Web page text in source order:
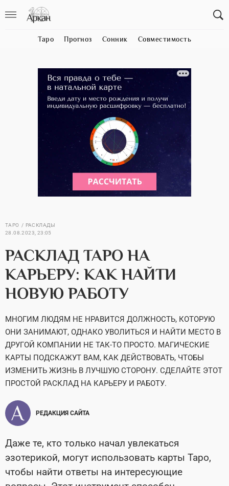
Таро Прогноз Сонник Совместимость
ТАРО
РАСКЛАДЫ
28.08.2023, 23:05
РАСКЛАД ТАРО НА
КАРЬЕРУ: КАК НАЙТИ
НОВУЮ РАБОТУ
МНОГИМ ЛЮДЯМ НЕ НРАВИТСЯ ДОЛЖНОСТЬ, КОТОРУЮ
ОНИ ЗАНИМАЮТ, ОДНАКО УВОЛИТЬСЯ И НАЙТИ МЕСТО В
ДРУГОЙ КОМПАНИИ НЕ ТАК-ТО ПРОСТО. МАГИЧЕСКИЕ
КАРТЫ ПОДСКАЖУТ ВАМ, КАК ДЕЙСТВОВАТЬ, ЧТОБЫ
ИЗМЕНИТЬ ЖИЗНЬ В ЛУЧШУЮ СТОРОНУ. СДЕЛАЙТЕ ЭТОТ
ПРОСТОЙ РАСКЛАД НА КАРЬЕРУ И РАБОТУ.
РЕДАКЦИЯ САЙТА
Даже те, кто только начал увлекаться
эзотерикой, могут использовать карты Таро,
чтобы найти ответы на интересующие